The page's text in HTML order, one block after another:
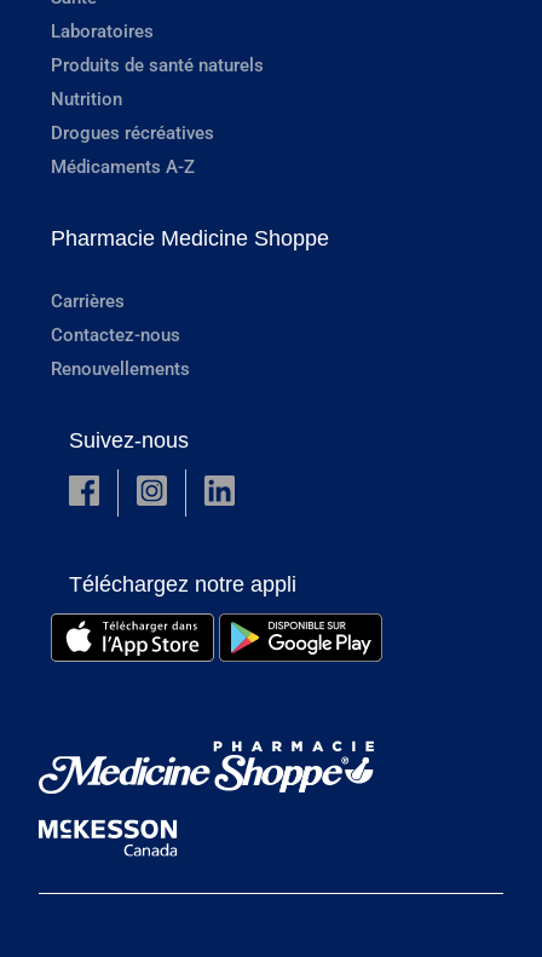
Laboratoires
Produits de santé naturels
Nutrition
Drogues récréatives
Médicaments A-Z
Pharmacie Medicine Shoppe
Carrières
Contactez-nous
Renouvellements
Suivez-nous
Téléchargez notre appli